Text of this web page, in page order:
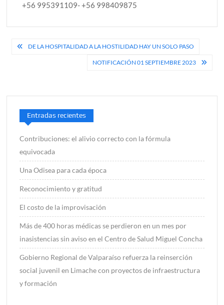
+56 995391109- +56 998409875
Navegación
DE LA HOSPITALIDAD A LA HOSTILIDAD HAY UN SOLO PASO
NOTIFICACIÓN 01 SEPTIEMBRE 2023
Entradas recientes
Contribuciones: el alivio correcto con la fórmula
equivocada
Una Odisea para cada época
Reconocimiento y gratitud
El costo de la improvisación
Más de 400 horas médicas se perdieron en un mes por
inasistencias sin aviso en el Centro de Salud Miguel Concha
Gobierno Regional de Valparaíso refuerza la reinserción
social juvenil en Limache con proyectos de infraestructura
y formación